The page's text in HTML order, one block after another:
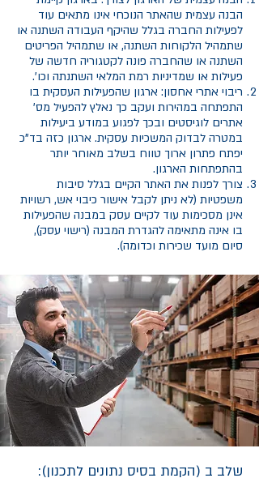
הבנה עצמית שהאתר הנוכחי אינו מתאים עוד
לפעילות החברה בגלל שהיקף העבודה השתנה או
שתמהיל הלקוחות השתנה, או שתמהיל הפריטים
השתנה או שהחברה פונה לקטגוריה חדשה של
פעילות או שמדיניות רמת המלאי השתנתה וכו'.
ריבוי אתרי אחסון: ארגון שהפעילות העסקית בו
התפתחה במהירות ועקב כך נאלץ להפעיל מס'
אתרים לוגיסטים ובכך לפגוע במודע ביעילות
במטרה לבדוק המשכיות עסקית. ארגון כזה בד"כ
יפתח פתרון ארוך טווח בשלב מאוחר יותר
בהתפתחות הארגון.
צורך לפנות את האתר הקיים בגלל סיבות
משפטיות (לא ניתן לקבל אישור כיבוי אש, רשויות
אינן מסכימות עוד לקיים עסק במבנה שהפעילות
בו אינה מתאימה להגדרת המבנה (רישוי עסק),
סיום מועד שכירות וכדומה).
שלב ב (הקמת בסיס נתונים לתכנון):